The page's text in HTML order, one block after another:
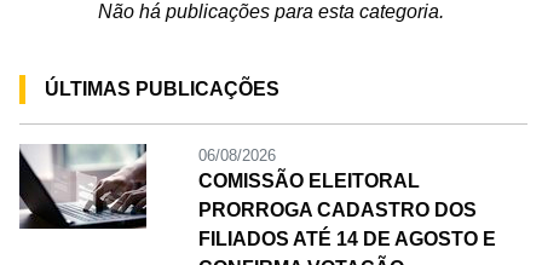
Não há publicações para esta categoria.
ÚLTIMAS PUBLICAÇÕES
06/08/2026
COMISSÃO ELEITORAL
PRORROGA CADASTRO DOS
FILIADOS ATÉ 14 DE AGOSTO E